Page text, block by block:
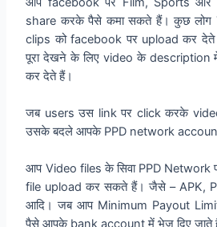
share करके पैसे कमा सकते हैं। कुछ लोग
clips को facebook पर upload कर
पूरा देखने के लिए video के description
कर देते हैं।
जब users उस link पर click करके
उसके बदले आपके PPD network
आप Video files के सिवा PPD
file upload कर सकते हैं। जैसे – APK,
आदि। जब आप Minimum Payout
पैसे आपके bank account में भेज दिए जाते